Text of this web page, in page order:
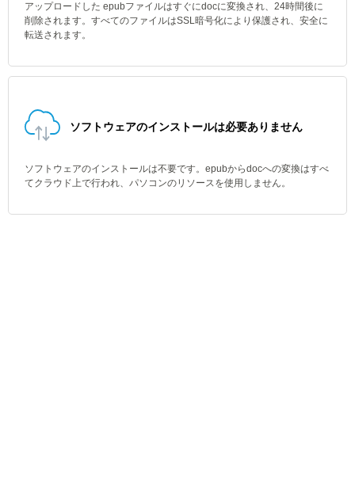
アップロードした epubファイルはすぐにdocに変換され、24時間後に
削除されます。すべてのファイルはSSL暗号化により保護され、安全に
転送されます。
ソフトウェアのインストールは必要ありません
ソフトウェアのインストールは不要です。epubからdocへの変換はすべ
てクラウド上で行われ、パソコンのリソースを使用しません。